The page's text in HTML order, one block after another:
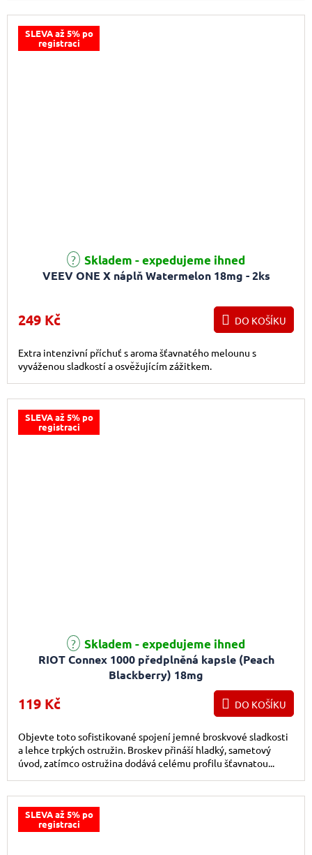
SLEVA až 5% po
registraci
VEEV ONE X náplň Watermelon 18mg - 2ks
Skladem - expedujeme ihned
249 Kč DO KOŠÍKU
Extra intenzivní příchuť s aroma šťavnatého melounu s
vyváženou sladkostí a osvěžujícím zážitkem.
SLEVA až 5% po
registraci
RIOT Connex 1000 předplněná kapsle (Peach
Blackberry) 18mg
Skladem - expedujeme ihned
119 Kč DO KOŠÍKU
Objevte toto sofistikované spojení jemné broskvové sladkosti
a lehce trpkých ostružin. Broskev přináší hladký, sametový
úvod, zatímco ostružina dodává celému profilu šťavnatou...
SLEVA až 5% po
registraci